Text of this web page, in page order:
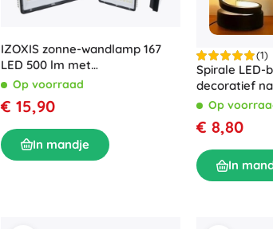
IZOXIS zonne-wandlamp 167
LED 500 lm met
afstandsbediening en
Op voorraad
€ 15,90
In mandje
(1)
Spirale LED-
decoratief
deOp
€ 8,80
In